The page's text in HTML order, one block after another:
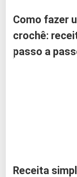
Como fazer
crochê:
passo a
Receita